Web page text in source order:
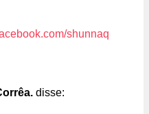
shunnaq
disse: